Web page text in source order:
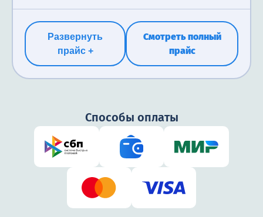
Развернуть
прайс +
Смотреть полный
прайс
Способы оплаты